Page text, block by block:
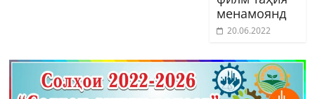
менамоянд
20.06.2022